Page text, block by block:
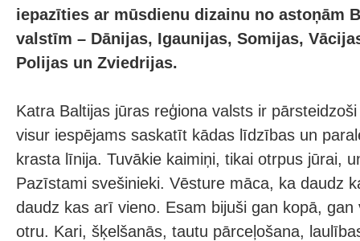
iepazīties ar mūsdienu dizainu no astoņām
valstīm – Dānijas, Igaunijas, Somijas,
Polijas un Zviedrijas.
Katra Baltijas jūras reģiona valsts ir
visur iespējams saskatīt kādas līdzības un
krasta līnija. Tuvākie kaimiņi, tikai otrpus jūrai,
Pazīstami svešinieki. Vēsture māca, ka daudz
daudz kas arī vieno. Esam bijuši gan kopā, gan
otru. Kari, šķelšanās, tautu pārceļošana,